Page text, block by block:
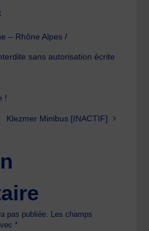
– Rhône Alpes /
sans autorisation écrite
!
Klezmer Minibus [INACTIF]
pas publiée.
Les champs
*